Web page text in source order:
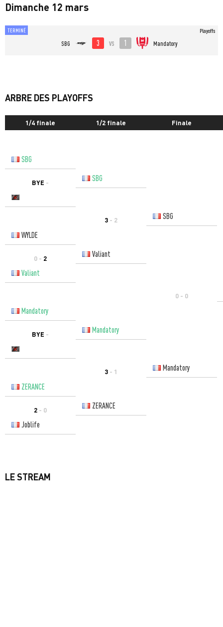
Dimanche 12 mars
TERMINÉ
SBG 3 vs 1 Mandatory
Playoffs
ARBRE DES PLAYOFFS
1/4 finale 1/2 finale Finale
SBG
BYE - SBG
3 - 2
SBG
WYLDE
0 - 2
Valiant
Valiant
0 - 0
Mandatory
BYE - Mandatory
3 - 1
Mandatory
ZERANCE
2 - 0
ZERANCE
Joblife
LE STREAM